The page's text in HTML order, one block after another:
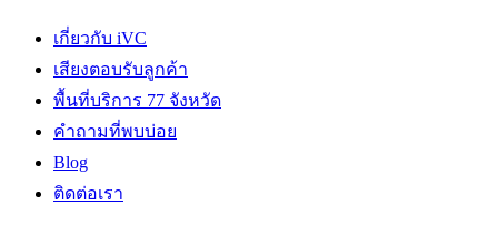
เกี่ยวกับ iVC
เสียงตอบรับลูกค้า
พื้นที่บริการ 77 จังหวัด
คำถามที่พบบ่อย
Blog
ติดต่อเรา